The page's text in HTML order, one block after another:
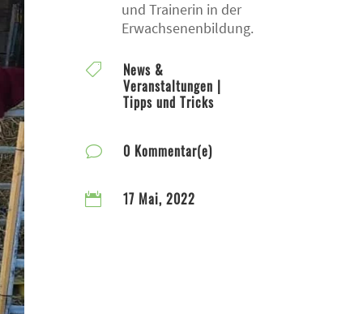
und Trainerin in der
Erwachsenenbildung.

News &
Veranstaltungen |
Tipps und Tricks
v 0 Kommentar(e)
 17 Mai, 2022